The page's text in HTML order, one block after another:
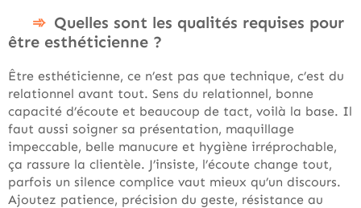
Quelles sont les qualités requises pour
être esthéticienne ?
Être esthéticienne, ce n’est pas que technique, c’est du
relationnel avant tout. Sens du relationnel, bonne
capacité d’écoute et beaucoup de tact, voilà la base. Il
faut aussi soigner sa présentation, maquillage
impeccable, belle manucure et hygiène irréprochable,
ça rassure la clientèle. J’insiste, l’écoute change tout,
parfois un silence complice vaut mieux qu’un discours.
Ajoutez patience, précision du geste, résistance au